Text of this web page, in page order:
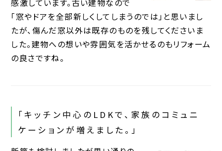
感激しています。古い建物なので
「窓やドアを全部新しくしてしまうのでは」と思いまし
たが、傷んだ窓以外は既存のものを残してくださいま
した。建物への想いや雰囲気を活かせるのもリフォーム
の良さですね。
「キッチン中心のLDKで、家族のコミュニ
ケーションが増えました。」